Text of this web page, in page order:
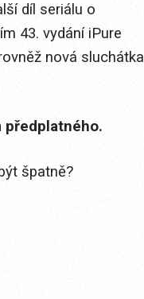
díl seriálu o
43. vydání iPure
nová sluchátka
předplatného.
špatně?